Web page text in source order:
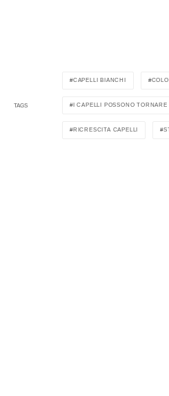
TAGS
CAPELLI BIANCHI
I CAPELLI POSSONO
RICRESCITA CAPELLI